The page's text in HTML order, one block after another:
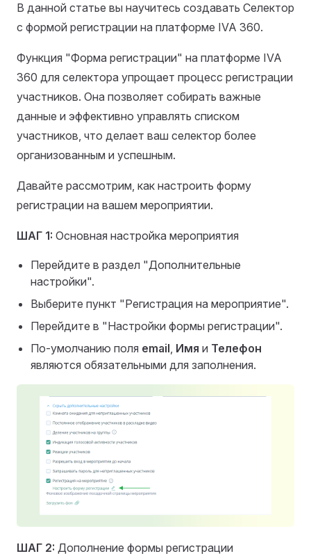
В данной статье вы научитесь создавать Селектор
с формой регистрации на платформе IVA 360.
Функция "Форма регистрации" на платформе IVA
360 для селектора упрощает процесс регистрации
участников. Она позволяет собирать важные
данные и эффективно управлять списком
участников, что делает ваш селектор более
организованным и успешным.
Давайте рассмотрим, как настроить форму
регистрации на вашем мероприятии.
ШАГ 1: Основная настройка мероприятия
Перейдите в раздел "Дополнительные
настройки".
Выберите пункт "Регистрация на мероприятие".
Перейдите в "Настройки формы регистрации".
По-умолчанию поля email, Имя и Телефон
являются обязательными для заполнения.
ШАГ 2: Дополнение формы регистрации